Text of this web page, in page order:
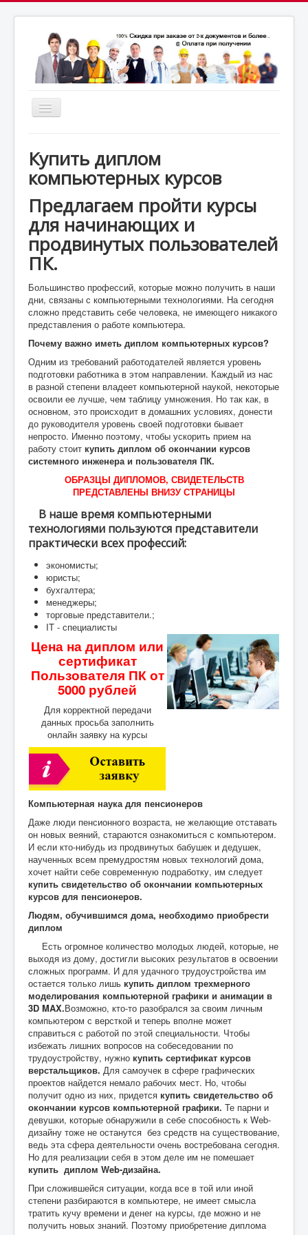
Включить/
Купить диплом
компьютерных курсов
Предлагаем пройти курсы
для начинающих и
продвинутых пользователей
ПК.
Большинство профессий, которые можно получить в наши
дни, связаны с компьютерными технологиями. На сегодня
сложно представить себе человека, не имеющего никакого
представления о работе компьютера.
Почему важно иметь диплом компьютерных курсов?
Одним из требований работодателей является уровень
подготовки работника в этом направлении. Каждый из нас
в разной степени владеет компьютерной наукой, некоторые
освоили ее лучше, чем таблицу умножения. Но так как, в
основном, это происходит в домашних условиях, донести
до руководителя уровень своей подготовки бывает
непросто. Именно поэтому, чтобы ускорить прием на
работу стоит купить диплом об окончании курсов
системного инженера и пользователя ПК.
ОБРАЗЦЫ ДИПЛОМОВ, СВИДЕТЕЛЬСТВ
ПРЕДСТАВЛЕНЫ ВНИЗУ СТРАНИЦЫ
В наше время компьютерными
технологиями пользуются представители
практически всех профессий:
экономисты;
юристы;
бухгалтера;
менеджеры;
торговые представители.;
IT - специалисты
Цена на диплом или
сертификат
Пользователя ПК от
5000 рублей
Для корректной передачи
данных просьба заполнить
онлайн заявку на курсы
Компьютерная наука для пенсионеров
Даже люди пенсионного возраста, не желающие отставать
он новых веяний, стараются ознакомиться с компьютером.
И если кто-нибудь из продвинутых бабушек и дедушек,
наученных всем премудростям новых технологий дома,
хочет найти себе современную подработку, им следует
купить свидетельство об окончании компьютерных
курсов для пенсионеров.
Людям, обучившимся дома, необходимо приобрести
диплом
Есть огромное количество молодых людей, которые, не
выходя из дому, достигли высоких результатов в освоении
сложных программ. И для удачного трудоустройства им
остается только лишь купить диплом трехмерного
моделирования компьютерной графики и анимации в
3D MAX.Возможно, кто-то разобрался за своим личным
компьютером с версткой и теперь вполне может
справиться с работой по этой специальности. Чтобы
избежать лишних вопросов на собеседовании по
трудоустройству, нужно купить сертификат курсов
верстальщиков. Для самоучек в сфере графических
проектов найдется немало рабочих мест. Но, чтобы
получит одно из них, придется купить свидетельство об
окончании курсов компьютерной графики. Те парни и
девушки, которые обнаружили в себе способность к Web-
дизайну тоже не останутся без средств на существование,
ведь эта сфера деятельности очень востребована сегодня.
Но для реализации себя в этом деле им не помешает
купить диплом Web-дизайна.
При сложившейся ситуации, когда все в той или иной
степени разбираются в компьютере, не имеет смысла
тратить кучу времени и денег на курсы, где можно и не
получить новых знаний. Поэтому приобретение диплома